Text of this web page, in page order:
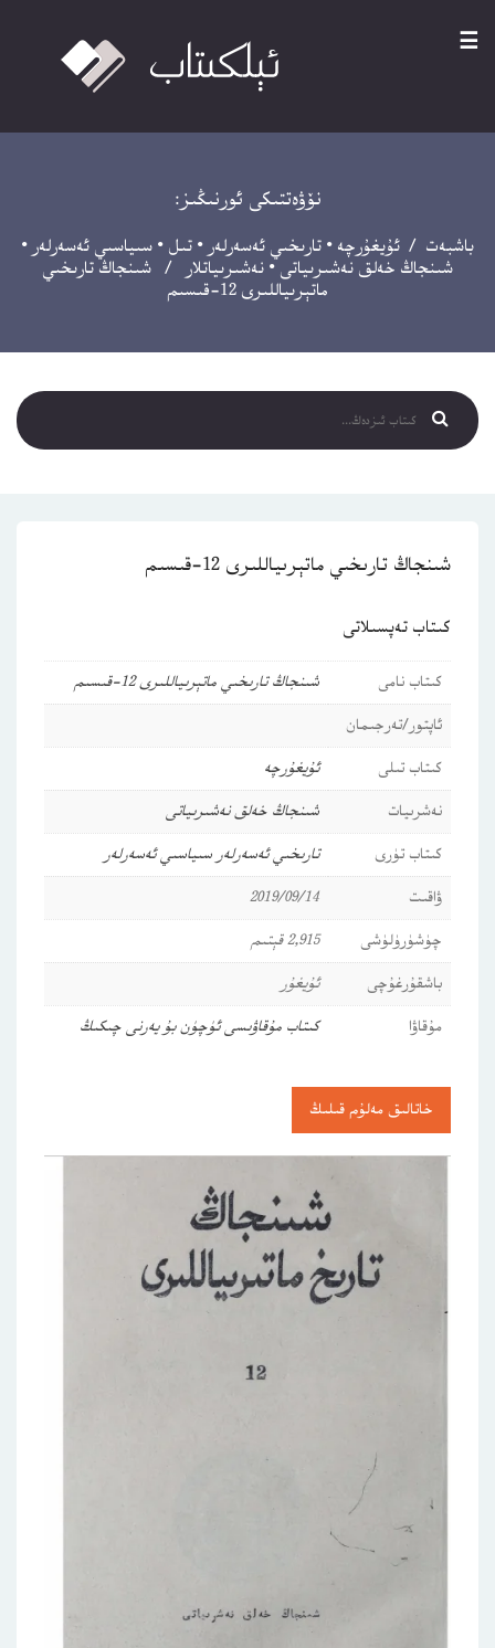
☰
نۆۋەتتىكى ئورنىڭىز:
باشبەت / ئۇيغۇرچە • تارىخىي ئەسەرلەر • تىل • سىياسىي ئەسەرلەر •
شىنجاڭ خەلق نەشىرىياتى • نەشىرىياتلار / شىنجاڭ تارىخىي
ماتېرىياللىرى 12-قىسىم
شىنجاڭ تارىخىي ماتېرىياللىرى 12-قىسىم
كىتاب تەپسىلاتى
كىتاب نامى
شىنجاڭ تارىخىي ماتېرىياللىرى 12-قىسىم
ئاپتور/تەرجىمان
كىتاب تىلى
ئۇيغۇرچە
نەشرىيات
شىنجاڭ خەلق نەشىرىياتى
كىتاب تۈرى
تارىخىي ئەسەرلەر سىياسىي ئەسەرلەر
ۋاقىت
2019/09/14
چۈشۈرۈلۈشى
2,915 قېتىم
باشقۇرغۇچى
ئۇيغۇر
مۇقاۋا
كىتاب مۇقاۋىسى ئۈچۈن بۇ يەرنى چىكىڭ
خاتالىق مەلۇم قىلىڭ